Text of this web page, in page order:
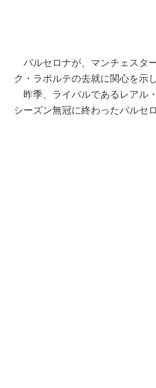
バルセロナが、マンチェスタ
ク・ラポルテの去就に関心を示
昨季、ライバルであるレアル
シーズン無冠に終わったバルセロ